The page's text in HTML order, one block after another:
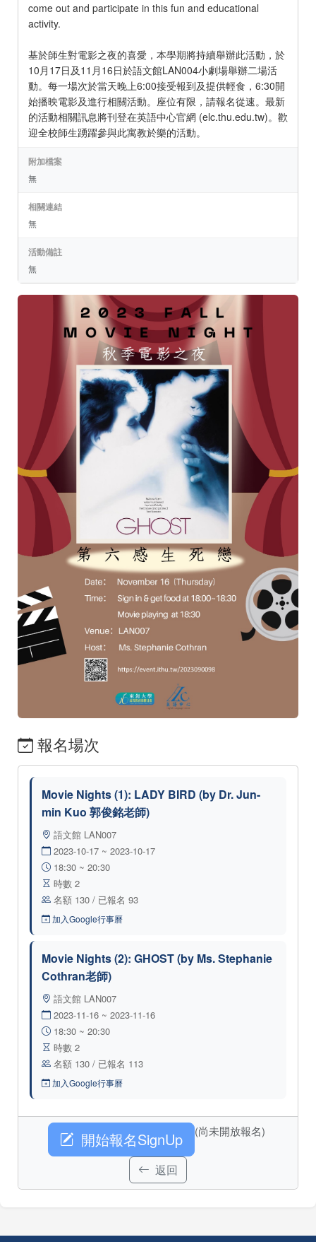
come out and participate in this fun and educational
activity.
基於師生對電影之夜的喜愛，本學期將持續舉辦此活動，於
10月17日及11月16日於語文館LAN004小劇場舉辦二場活
動。每一場次於當天晚上6:00接受報到及提供輕食，6:30開
始播映電影及進行相關活動。座位有限，請報名從速。最新
的活動相關訊息將刊登在英語中心官網 (elc.thu.edu.tw)。歡
迎全校師生踴躍參與此寓教於樂的活動。
附加檔案
無
相關連結
無
活動備註
無
報名場次
Movie Nights (1): LADY BIRD (by Dr. Jun-
min Kuo 郭俊銘老師)
語文館 LAN007
2023-10-17 ~ 2023-10-17
18:30 ~ 20:30
時數 2
名額 130 / 已報名 93
加入Google行事曆
Movie Nights (2): GHOST (by Ms. Stephanie
Cothran老師)
語文館 LAN007
2023-11-16 ~ 2023-11-16
18:30 ~ 20:30
時數 2
名額 130 / 已報名 113
加入Google行事曆
開始報名SignUp (尚未開放報名)
返回